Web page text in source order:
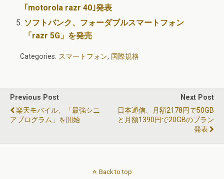
｢motorola razr 40｣発表
ソフトバンク、フォーダブルスマートフォン
「razr 5G」を発売
Categories: スマートフォン, 国際規格
Previous Post
楽天モバイル、「最強シニ
アプログラム」を開始
Next Post
日本通信、月額2178円で50GB
と月額1390円で20GBのプラン
発表
Back to top